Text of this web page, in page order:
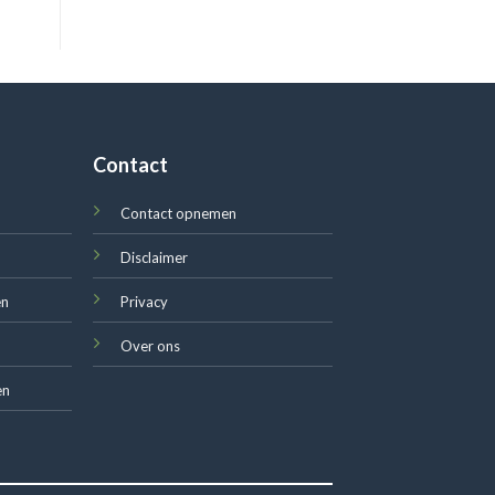
Contact
Contact opnemen
Disclaimer
Privacy
Over ons